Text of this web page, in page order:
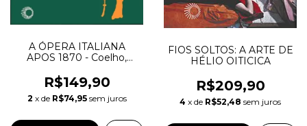
A ÓPERA ITALIANA
APOS 1870 - Coelho,
R$149,90
2 x de R$74,95 sem juros
FIOS SOLTOS: A ARTE DE
HÉLIO OITICICA
R$209,90
4 x de R$52,48 sem juros